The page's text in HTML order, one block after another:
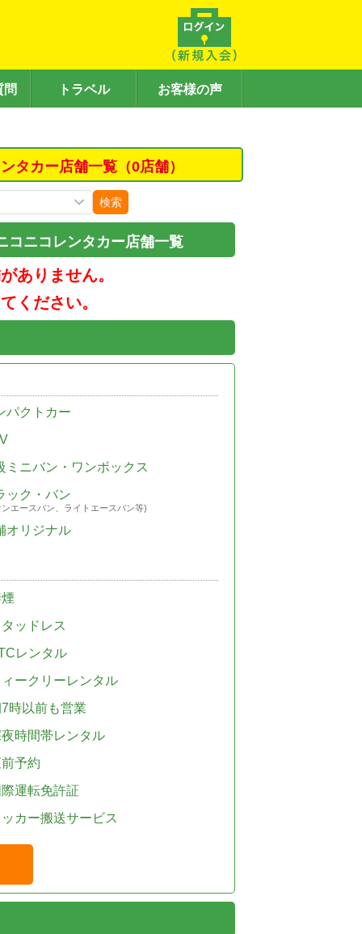
問 トラベル お客様の声
タカー店舗一覧（0店舗）
検索
コニコレンタカー店舗一覧
ありません。
ください。
パクトカー
ミニバン・ワンボックス
ック・バン
エースバン、ライトエースバン等)
オリジナル
ッドレス
レンタル
ークリーレンタル
時以前も営業
時間帯レンタル
予約
運転免許証
カー搬送サービス